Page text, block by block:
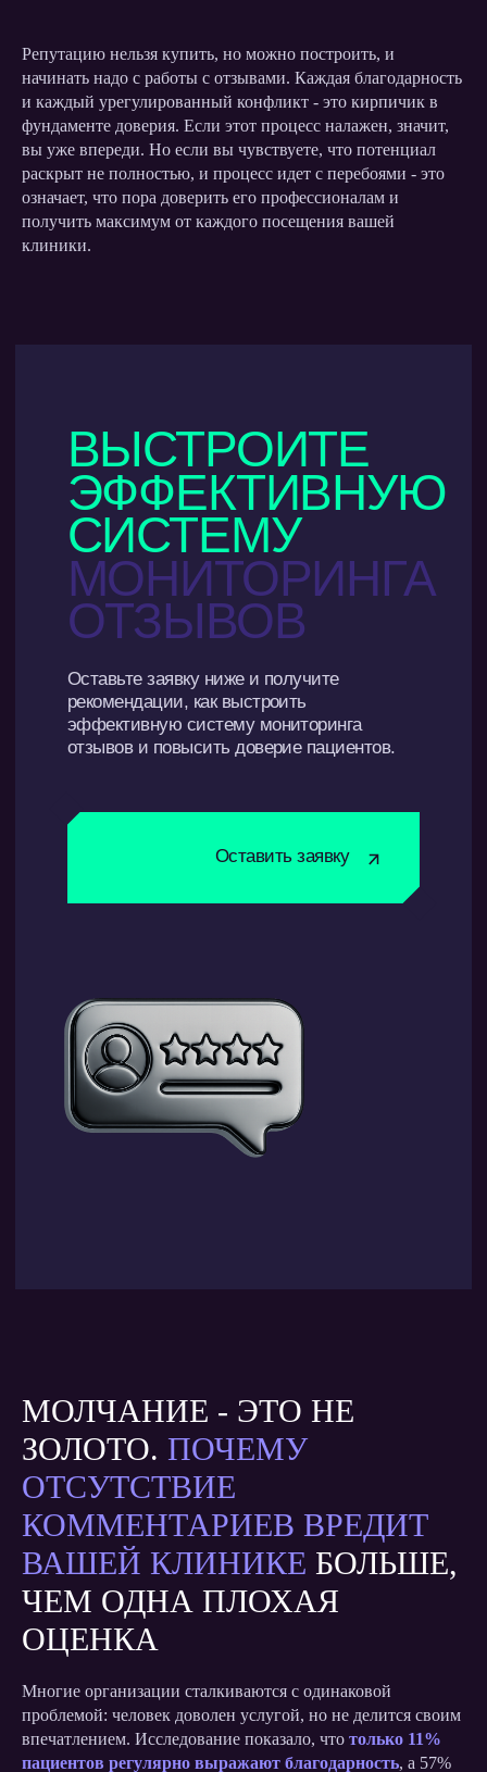
Репутацию нельзя купить, но можно построить, и
начинать надо с работы с отзывами. Каждая благодарность
и каждый урегулированный конфликт - это кирпичик в
фундаменте доверия. Если этот процесс налажен, значит,
вы уже впереди. Но если вы чувствуете, что потенциал
раскрыт не полностью, и процесс идет с перебоями - это
означает, что пора доверить его профессионалам и
получить максимум от каждого посещения вашей
клиники.
МОЛЧАНИЕ - ЭТО НЕ
ЗОЛОТО. ПОЧЕМУ
ОТСУТСТВИЕ
КОММЕНТАРИЕВ ВРЕДИТ
ВАШЕЙ КЛИНИКЕ БОЛЬШЕ,
ЧЕМ ОДНА ПЛОХАЯ
ОЦЕНКА
Многие организации сталкиваются с одинаковой
проблемой: человек доволен услугой, но не делится своим
впечатлением. Исследование показало, что только 11%
пациентов регулярно выражают благодарность, а 57%